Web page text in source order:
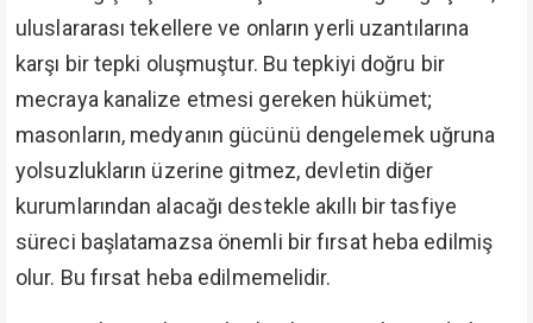
uluslararası tekellere ve onların yerli uzantılarına
karşı bir tepki oluşmuştur. Bu tepkiyi doğru bir
mecraya kanalize etmesi gereken hükümet;
masonların, medyanın gücünü dengelemek uğruna
yolsuzlukların üzerine gitmez, devletin diğer
kurumlarından alacağı destekle akıllı bir tasfiye
süreci başlatamazsa önemli bir fırsat heba edilmiş
olur. Bu fırsat heba edilmemelidir.